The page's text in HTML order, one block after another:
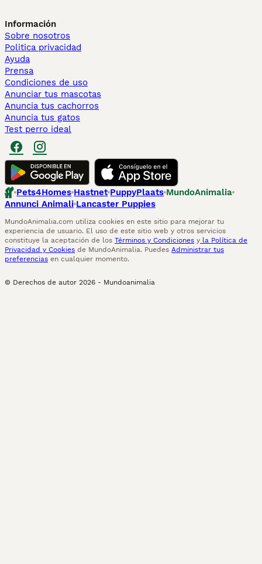
Información
Sobre nosotros
Politica privacidad
Ayuda
Prensa
Condiciones de uso
Anunciar tus mascotas
Anuncia tus cachorros
Anuncia tus gatos
Test perro ideal
Pets4Homes Hastnet PuppyPlaats MundoAnimalia
Annunci Animali Lancaster Puppies
MundoAnimalia.com utiliza cookies en este sitio para mejorar tu
experiencia de usuario. El uso de este sitio web y otros servicios
constituye la aceptación de los Términos y Condiciones y la Política de
Privacidad y Cookies de MundoAnimalia. Puedes Administrar tus
preferencias en cualquier momento.
© Derechos de autor 2026 - Mundoanimalia